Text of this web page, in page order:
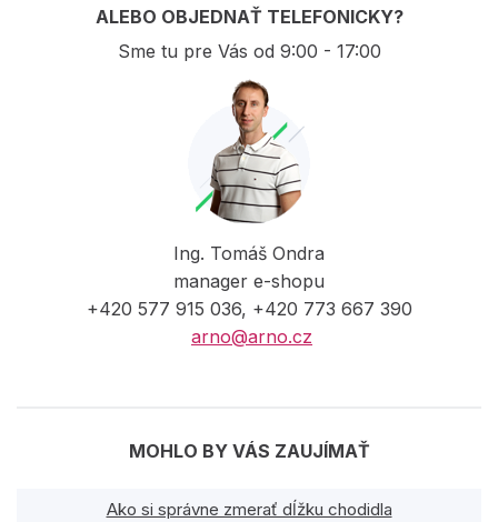
ALEBO OBJEDNAŤ TELEFONICKY?
Sme tu pre Vás od 9:00 - 17:00
Ing. Tomáš Ondra
manager e-shopu
+420 577 915 036, +420 773 667 390
arno@arno.cz
MOHLO BY VÁS ZAUJÍMAŤ
Ako si správne zmerať dĺžku chodidla